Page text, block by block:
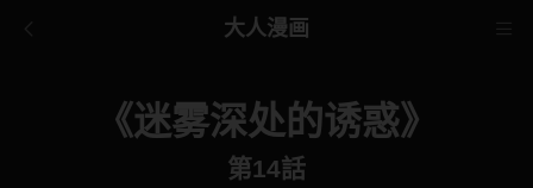
大人漫画
《迷雾深处的诱惑》
第14話